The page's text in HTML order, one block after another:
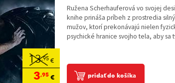
13,95 €
3,95 €
Ružena Scherhauferová vo svojej
knihe prináša príbeh z prostredia
mužov, ktorí prekonávajú nielen
psychické hranice svojho tela, aby sa
pridať do košíka